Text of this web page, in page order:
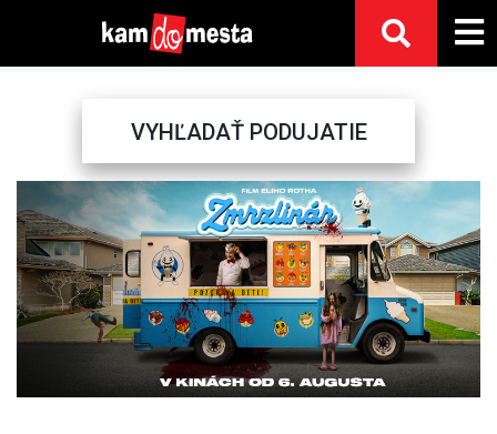
VYHĽADAŤ PODUJATIE
Previous Next